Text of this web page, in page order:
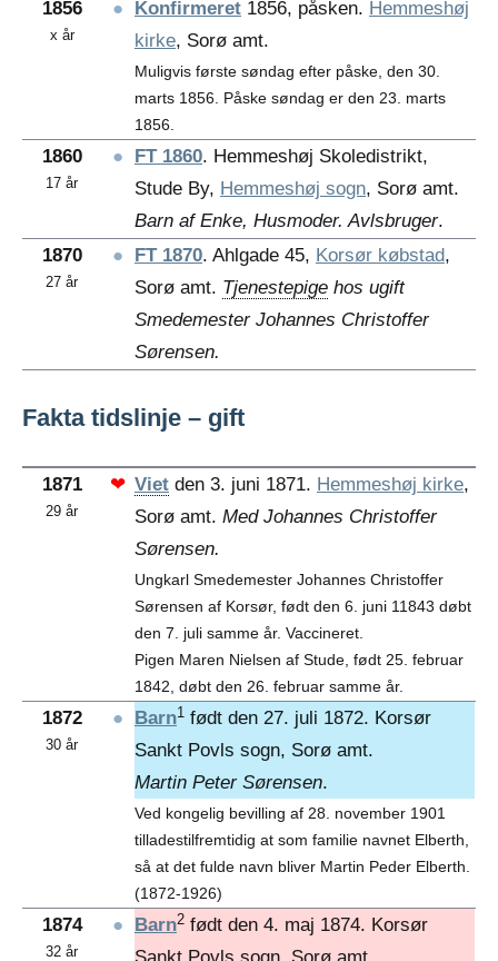
1856
x år
● Konfirmeret 1856, påsken. Hemmeshøj
kirke, Sorø amt.
Muligvis første søndag efter påske, den 30.
marts 1856. Påske søndag er den 23. marts
1856.
1860
17 år
● FT 1860. Hemmeshøj Skoledistrikt,
Stude By, Hemmeshøj sogn, Sorø amt.
Barn af Enke, Husmoder. Avlsbruger.
1870
27 år
● FT 1870. Ahlgade 45, Korsør købstad,
Sorø amt. Tjenestepige hos ugift
Smedemester Johannes Christoffer
Sørensen.
Fakta tidslinje – gift
1871
29 år
❤ Viet den 3. juni 1871. Hemmeshøj kirke,
Sorø amt. Med Johannes Christoffer
Sørensen.
Ungkarl Smedemester Johannes Christoffer
Sørensen af Korsør, født den 6. juni 11843 døbt
den 7. juli samme år. Vaccineret.
Pigen Maren Nielsen af Stude, født 25. februar
1842, døbt den 26. februar samme år.
1872
30 år
● Barn1 født den 27. juli 1872. Korsør
Sankt Povls sogn, Sorø amt.
Martin Peter Sørensen.
Ved kongelig bevilling af 28. november 1901
tilladestilfremtidig at som familie navnet Elberth,
så at det fulde navn bliver Martin Peder Elberth.
(1872-1926)
1874
32 år
● Barn2 født den 4. maj 1874. Korsør